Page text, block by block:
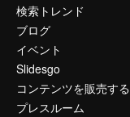
検索トレンド
ブログ
イベント
Slidesgo
コンテンツを販売する
プレスルーム